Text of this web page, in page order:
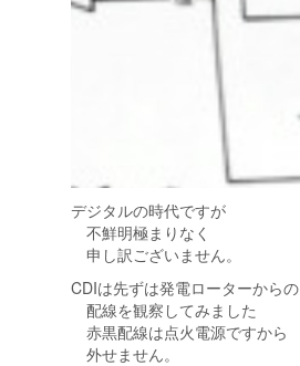
デジタルの時代ですが
不鮮明極まりなく
申し訳ございません。
CDIは先ずは発電ローターからの
配線を観察してみました
赤黒配線は点火電源ですから
外せません。